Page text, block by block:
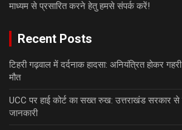
माध्यम से प्रसारित करने हेतु हमसे संपर्क करें!
Recent Posts
टिहरी गढ़वाल में दर्दनाक हादसा: अनियंत्रित होकर
मौत
UCC पर हाई कोर्ट का सख्त रुख: उत्तराखंड सरकार से
जानकारी